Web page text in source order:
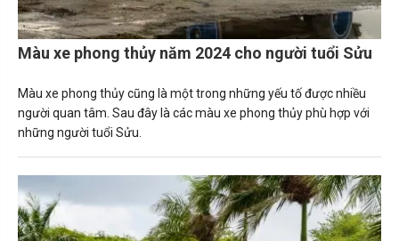
Màu xe phong thủy năm 2024 cho người tuổi Sửu
Màu xe phong thủy cũng là một trong những yếu tố được nhiều
người quan tâm. Sau đây là các màu xe phong thủy phù hợp với
những người tuổi Sửu.